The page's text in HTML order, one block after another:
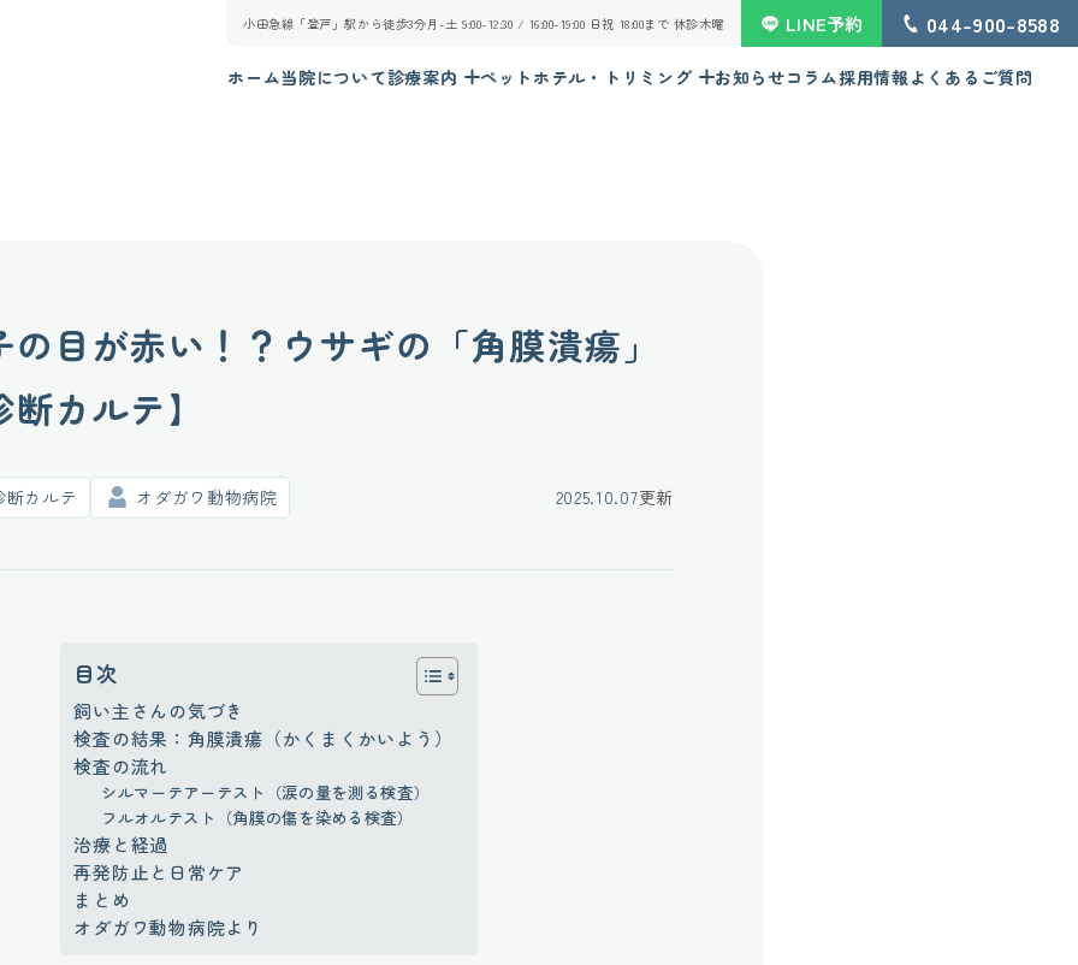
小田急線「登戸」駅から徒歩3分月-土 9:00-12:30 / 16:00-19:00 日祝 18:00まで 休診木曜 LINE予約 044-900-8588
ホーム当院について診療案内 ペットホテル・トリミング お知らせコラム採用情報よくあるご質問
目が赤い！？ウサギの「角膜潰瘍」
カルテ】
断カルテ オダガワ動物病院 2025.10.07更新
目次
飼い主さんの気づき
検査の結果：角膜潰瘍（かくまくかいよう）
検査の流れ
シルマーテアーテスト（涙の量を測る検査）
フルオルテスト（角膜の傷を染める検査）
治療と経過
再発防止と日常ケア
まとめ
オダガワ動物病院より